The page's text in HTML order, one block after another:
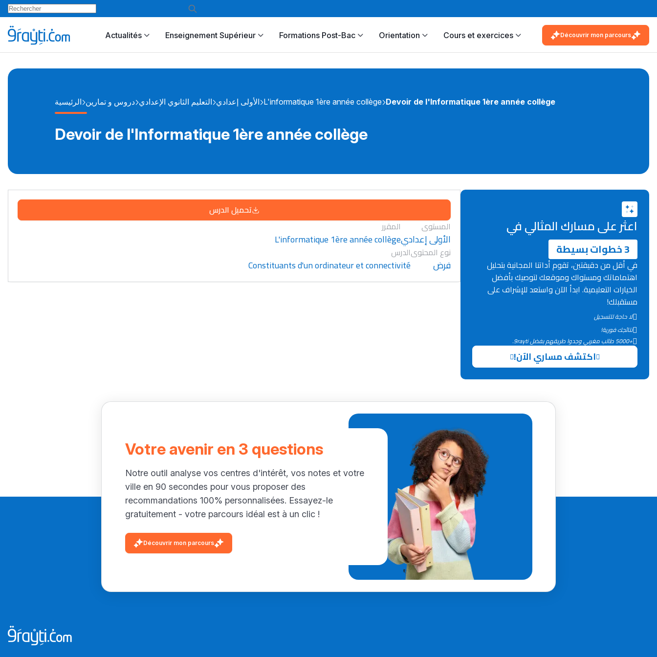
Actualités Enseignement Supérieur Formations Post-Bac Orientation Cours et exercices Découvrir mon parcours
الرئيسية دروس و تمارين التعليم الثانوي الإعدادي الأولى إعدادي L'informatique 1ère année collège Devoir de l'Informatique 1ère année collège
Devoir de l'Informatique 1ère année collège
تحميل الدرس
المستوى
الأولى إعدادي
المقرر
L'informatique 1ère année collège
نوع المحتوى
فرض
الدرس
Constituants d'un ordinateur et connectivité
اعثر على مسارك المثالي في
3 خطوات بسيطة
في أقل من دقيقتين، تقوم أداتنا المجانية بتحليل
اهتماماتك ومستواك وموقعك لتوصيك بأفضل
الخيارات التعليمية. ابدأ الآن واستعد للإشراف على
مستقبلك!
لا حاجة للتسجيل
نتائجك فورية!
+5000 طالب مغربي وجدوا طريقهم بفضل 9rayti.
اكتشف مساري الآن!
Votre avenir en 3 questions
Notre outil analyse vos centres d'intérêt, vos notes et votre
ville en 90 secondes pour vous proposer des
recommandations 100% personnalisées. Essayez-le
gratuitement - votre parcours idéal est à un clic !
Découvrir mon parcours